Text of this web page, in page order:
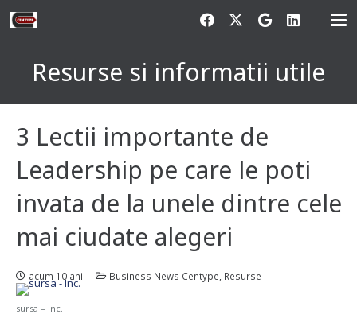
Resurse si informatii utile
3 Lectii importante de
Leadership pe care le poti
invata de la unele dintre cele
mai ciudate alegeri
acum 10 ani Business News Centype Resurse
sursa – Inc.